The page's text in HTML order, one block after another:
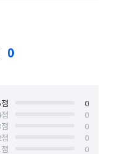
0
점
0
점
0
점
0
점
0
점
0